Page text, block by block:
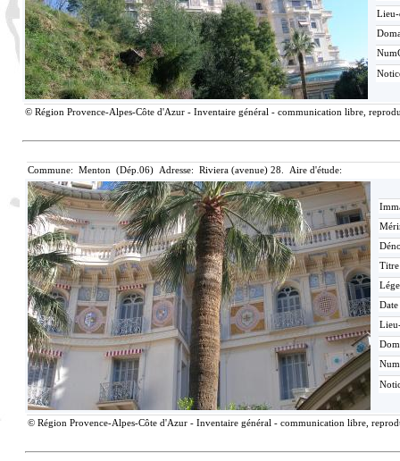
© Région Provence-Alpes-Côte d'Azur - Inventaire général - communication libre,
Commune: Menton (Dép.06) Adresse: Riviera (avenue) 28. Aire d'étude:
© Région Provence-Alpes-Côte d'Azur - Inventaire général - communication libre,